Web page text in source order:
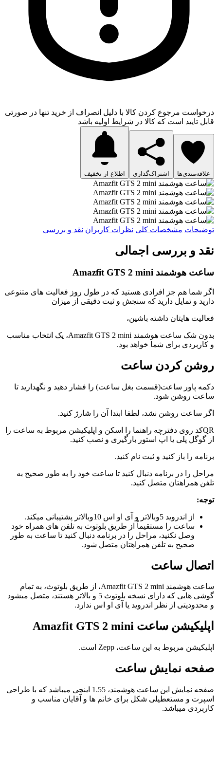
درخواست مرجوع کردن کالا با دلیل انصراف از خرید تنها در صورتی
قابل تایید است که کالا در شرایط اولیه باشد
علاقه‌مندی‌ها اشتراک‌گذاری اطلاع از تخفیف
توضیحات مشخصات کلی نظرات کاربران نقد و بررسی
نقد و بررسی اجمالی
ساعت هوشمند Amazfit GTS 2 mini
اگر شما هم جز افرادی هستید که در طول روز فعالیت های متنوعی
دارید و تمایل دارید که سنجش و ثبت دقیقی از میزان
فعالیت هایتان داشته باشین،
بدون شک ساعت هوشمند Amazfit GTS 2 mini، یک انتخاب مناسب
و کاربردی برای شما خواهد بود.
روشن کردن ساعت
دکمه پاور ساعت(قسمت بغل ساعت) را فشار دهید و نگهدارید تا
ساعت روشن شود.
اگر ساعت روشن نشد، لطفا ابتدا آن را شارژ کنید.
QRکد روی دفترچه راهنما را اسکن و اپلیکیشن مربوط به ساعت را
از گوگل پلی یا اپ استور بارگیری و نصب کنید.
برنامه را باز کنید و ثبت نام کنید.
مراحل را در برنامه دنبال کنید تا ساعت خود را به طور صحیح به
تلفن همراهتان متصل کنید.
توجه:
از اندروید 5وبالاتر و آی او اس 10وبالاتر پشتیبانی میکند.
ساعت را مستقیماً از طریق بلوتوث به تلفن های همراه خود
وصل نکنید، مراحل را در برنامه دنبال کنید تا ساعت به طور
صحیح به تلفن همراهتان متصل شود.
اتصال ساعت
ساعت هوشمند Amazfit GTS 2 mini، از طریق بلوتوث، به تمام
گوشی هایی که دارای نسخه بلوتوث 5 و بالاتر هستند، متصل میشود
و محدودیتی از نظر اندروید یا آی او اس ندارد.
اپلیکیشن ساعت Amazfit GTS 2 mini
اپلیکیشن مربوط به این ساعت، Zepp است.
صفحه نمایش ساعت
صفحه نمایش این ساعت هوشمند، 1.55 اینچی میباشد که با طراحی
اسپرت و مستعطیلی شکل برای خانم ها و آقایان مناسب و
کاربردی میباشد.